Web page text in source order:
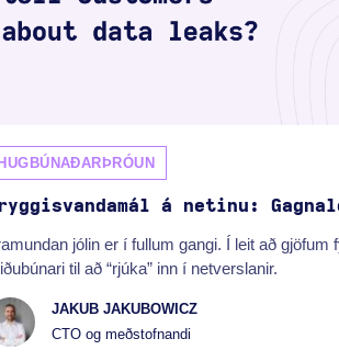
á netinu:
jólin er í fullum gangi. Í leit að
til að “rjúka” inn í netverslanir.
JAKUB JAKUBOWICZ
CTO og meðstofnandi